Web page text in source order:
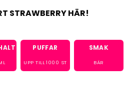
STRAWBERRY HÄR!
PUFFAR
UPP TILL1000 ST
SMAK
BÄR